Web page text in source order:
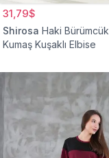
31,79$
Shirosa Haki Bürümcük
Kumaş Kuşaklı Elbise